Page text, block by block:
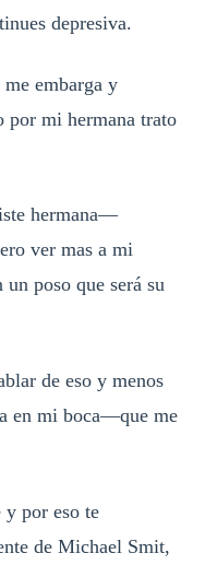
depresiva.
embarga y
por mi hermana trato
hermana—
ver mas a mi
un poso que será su
de eso y menos
en mi boca—que me
por eso te
de Michael Smit,